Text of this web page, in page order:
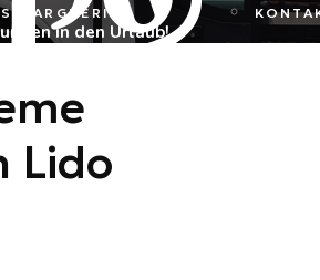
MARGHERITA
in den Urlaub!
Lido